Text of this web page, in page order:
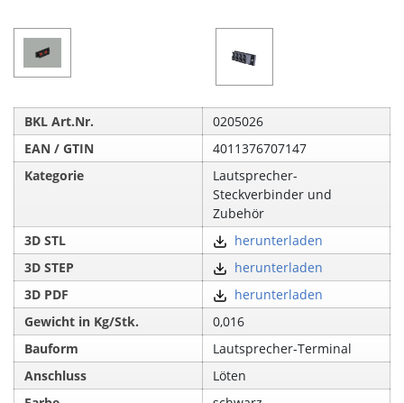
BKL Art.Nr.
0205026
EAN / GTIN
4011376707147
Kategorie
Lautsprecher-
Steckverbinder und
Zubehör
3D STL
herunterladen
3D STEP
herunterladen
3D PDF
herunterladen
Gewicht in Kg/Stk.
0,016
Bauform
Lautsprecher-Terminal
Anschluss
Löten